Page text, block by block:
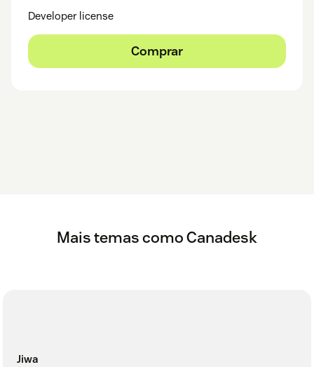
Developer license
Comprar
Mais temas como Canadesk
Jiwa